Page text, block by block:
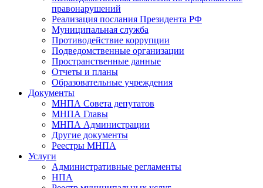
правонарушений
Реализация послания Президента РФ
Муниципальная служба
Противодействие коррупции
Подведомственные организации
Пространственные данные
Отчеты и планы
Образовательные учреждения
Документы
МНПА Совета депутатов
МНПА Главы
МНПА Администрации
Другие документы
Реестры МНПА
Услуги
Административные регламенты
НПА